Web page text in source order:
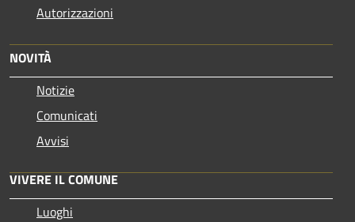
Autorizzazioni
NOVITÀ
Notizie
Comunicati
Avvisi
VIVERE IL COMUNE
Luoghi